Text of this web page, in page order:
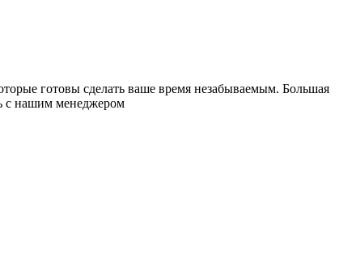
готовы сделать ваше время незабываемым. Большая
с нашим менеджером